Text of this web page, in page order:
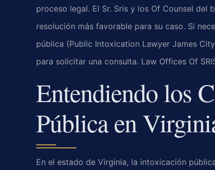
proceso legal. El Sr. Sris y los Of Counsel del
resolución más favorable para su caso. Si
pública (Public Intoxication Lawyer James
para solicitar una consulta. Law Offices Of
Entendiendo los
Pública en
En el estado de Virginia, la intoxicación